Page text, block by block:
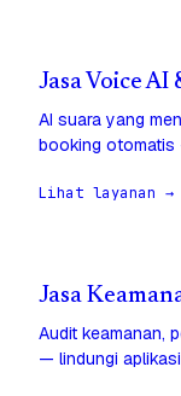
Jasa Voice
AI suara yang
booking otomatis
Lihat layanan →
Jasa
Audit keamanan,
— lindungi